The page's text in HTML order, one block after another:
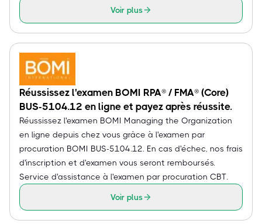
Voir plus
Réussissez l'examen BOMI RPA® / FMA® (Core)
BUS-5104.12 en ligne et payez après réussite.
Réussissez l'examen BOMI Managing the Organization
en ligne depuis chez vous grâce à l'examen par
procuration BOMI BUS-5104.12. En cas d'échec, nos frais
d'inscription et d'examen vous seront remboursés.
Service d'assistance à l'examen par procuration CBT.
Voir plus